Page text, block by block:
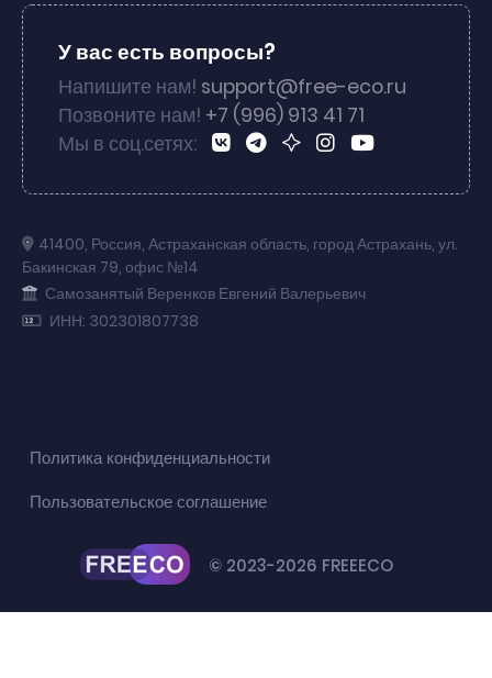
У вас есть вопросы?
Напишите нам! support@free-eco.ru
Позвоните нам! +7 (996) 913 41 71
Мы в соц.сетях:
41400, Россия, Астраханская область, город Астрахань, ул.
Бакинская 79, офис №14
Самозанятый Веренков Евгений Валерьевич
ИНН: 302301807738
© 2023-2026 FREEECO
Политика конфиденциальности
Пользовательское соглашение